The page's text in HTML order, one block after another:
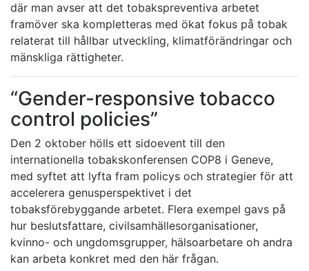
där man avser att det tobakspreventiva arbetet
framöver ska kompletteras med ökat fokus på tobak
relaterat till hållbar utveckling, klimatförändringar och
mänskliga rättigheter.
“Gender-responsive tobacco
control policies”
Den 2 oktober hölls ett sidoevent till den
internationella tobakskonferensen COP8 i Geneve,
med syftet att lyfta fram policys och strategier för att
accelerera genusperspektivet i det
tobaksförebyggande arbetet. Flera exempel gavs på
hur beslutsfattare, civilsamhällesorganisationer,
kvinno- och ungdomsgrupper, hälsoarbetare oh andra
kan arbeta konkret med den här frågan.